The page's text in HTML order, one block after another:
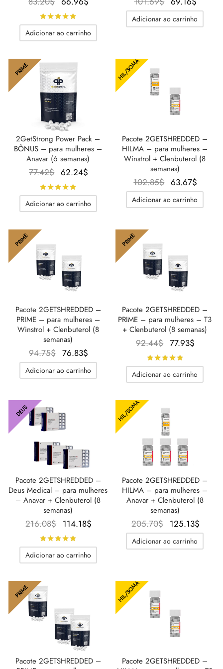
preço
original
era:
66.96$.
Adicionar ao carrinho
original
era:
preço
atual
Adicionar ao carrinho
PRIME
2GetStrong Power Pack –
BÔNUS – para mulheres –
Anavar (6 semanas)
77.42$
O
preço
original
era:
62.24$
62.24$.
Adicionar ao carrinho
HIL/SOMA
Pacote 2GETSHREDDED –
HILMA – para mulheres –
Winstrol + Clenbuterol (8
semanas)
102.85$ O preço
original
era:
63.67$
preço
atual
Adicionar ao carrinho
PRIME
Pacote 2GETSHREDDED –
PRIME – para mulheres –
Winstrol + Clenbuterol (8
semanas)
94.75$
O
preço
original
76.83$
preço
atual é:
Adicionar ao carrinho
PRIME
Pacote 2GETSHREDDED –
PRIME – para mulheres – T3
+ Clenbuterol (8 semanas)
92.44$ O preço
original
era:
92.44$.
77.93$
atual é:
77.93$.
Adicionar ao carrinho
DEUS
Pacote 2GETSHREDDED –
Deus Medical – para mulheres
– Anavar + Clenbuterol (8
semanas)
216.08$ O preço
original
era:
216.08$.
114.18$
114.18$.
Adicionar ao carrinho
HIL/SOMA
Pacote 2GETSHREDDED –
HILMA – para mulheres –
Anavar + Clenbuterol (8
semanas)
205.70$ O preço
original
era:
125.13$
Adicionar ao carrinho
PRIME
Pacote 2GETSHREDDED –
HIL/SOMA
Pacote 2GETSHREDDED –